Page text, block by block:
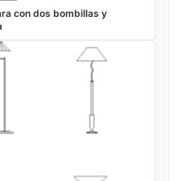
con dos bombillas y